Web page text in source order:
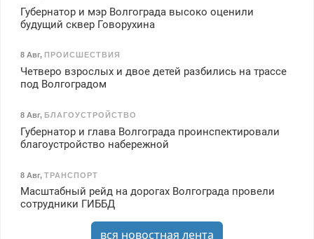
Губернатор и мэр Волгограда высоко оценили
будущий сквер Говорухина
8 Авг, ПРОИСШЕСТВИЯ
Четверо взрослых и двое детей разбились на трассе
под Волгоградом
8 Авг, БЛАГОУСТРОЙСТВО
Губернатор и глава Волгограда проинспектировали
благоустройство набережной
8 Авг, ТРАНСПОРТ
Масштабный рейд на дорогах Волгограда провели
сотрудники ГИББД
вся новостная лента